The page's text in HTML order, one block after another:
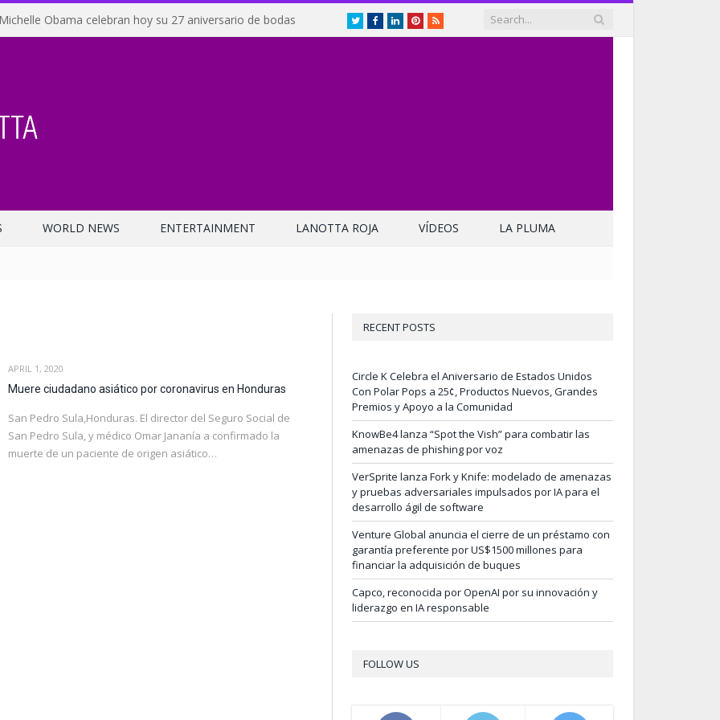
Obama celebran hoy su 27 aniversario de bodas TwitterFacebookLinkedInPinterest
RSS
WORLD NEWS ENTERTAINMENT LANOTTA ROJA VÍDEOS LA PLUMA
APRIL 1, 2020
Muere ciudadano asiático por coronavirus en Honduras
San Pedro Sula,Honduras. El director del Seguro Social de
San Pedro Sula, y médico Omar Jananía a confirmado la
muerte de un paciente de origen asiático…
RECENT POSTS
Circle K Celebra el Aniversario de Estados Unidos
Con Polar Pops a 25¢, Productos Nuevos, Grandes
Premios y Apoyo a la Comunidad
KnowBe4 lanza “Spot the Vish” para combatir las
amenazas de phishing por voz
VerSprite lanza Fork y Knife: modelado de amenazas
y pruebas adversariales impulsados por IA para el
desarrollo ágil de software
Venture Global anuncia el cierre de un préstamo con
garantía preferente por US$1500 millones para
financiar la adquisición de buques
Capco, reconocida por OpenAI por su innovación y
liderazgo en IA responsable
FOLLOW US